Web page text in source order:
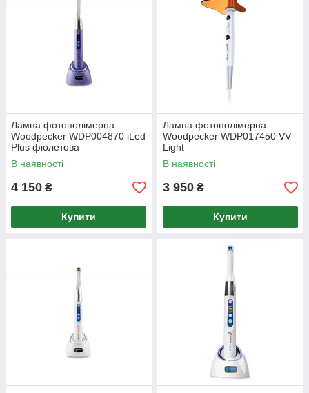
Лампа фотополімерна
Woodpecker WDP004870 iLed
Plus фіолетова
В наявності
4 150 ₴
Купити
Лампа фотополімерна
Woodpecker WDP017450 VV
Light
В наявності
3 950 ₴
Купити